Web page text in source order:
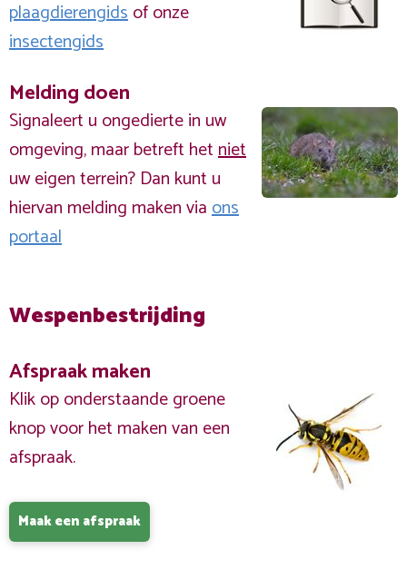
plaagdierengidsof onze
insectengids
Melding doen
Signaleert u ongedierte in uw
omgeving, maar betreft hetniet
uw eigen terrein? Dan kunt u
hiervan melding maken viaons
portaal
Wespenbestrijding
Afspraak maken
Klik op onderstaande groene
knop voor het maken van een
afspraak.
Maak een afspraak